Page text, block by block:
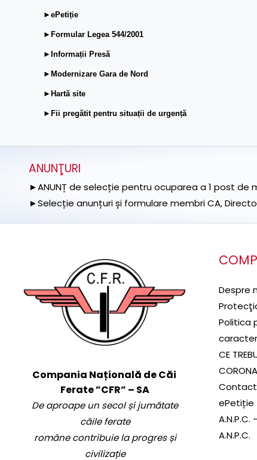
►ePetiție
►Formular Legea 544/2001
►Informații Presă
►Modernizare Gara de Nord
►Hartă site
►Fii pregătit pentru situații de urgență
ANUNŢURI
►ANUNȚ de selecție pentru ocuparea a 1 post de
►Selecție anunțuri și formulare membri CA,
Compania Națională de Căi
Ferate ”CFR” – SA
De aproape un secol și jumătate
căile ferate
române contribuie la progres și
civilizație
Despre
Politica
CE
Contact
ePetiție
A.N.P.C.
A.N.P.C.